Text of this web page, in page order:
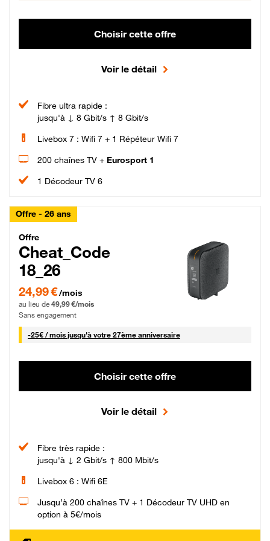
Choisir cette offre
Voir le détail
Fibre ultra rapide :
jusqu'à ↓ 8 Gbit/s ↑ 8 Gbit/s
Livebox 7 : Wifi 7 + 1 Répéteur Wifi 7
200 chaînes TV + Eurosport 1
1 Décodeur TV 6
Offre - 26 ans
Cheat_Code Fibre_18_26
Offre
Cheat_Code
18_26
24,99 € par mois pendant 0 mois puis 49,99 € par mois, Sans engagement
24,99 €/mois
au lieu de 49,99 €/mois
Sans engagement
-25€ / mois25 € par mois
jusqu'à votre 27ème anniversaire
Choisir cette offre
Voir le détail
Fibre très rapide :
jusqu'à ↓ 2 Gbit/s ↑ 800 Mbit/s
Livebox 6 : Wifi 6E
Jusqu’à 200 chaînes TV + 1 Décodeur TV UHD en
option à 5€/mois